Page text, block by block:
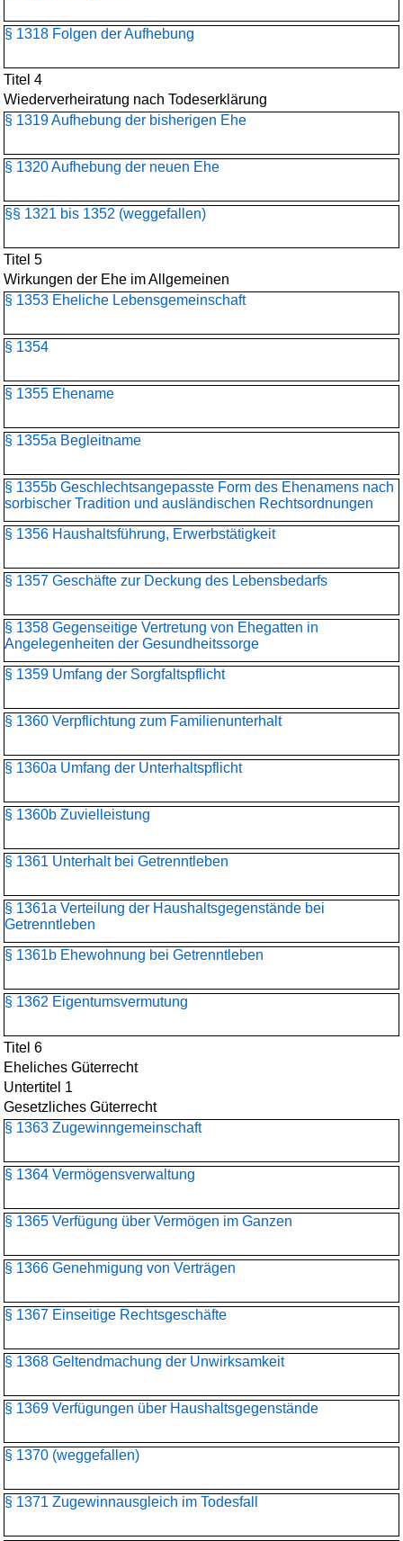
§ 1318 Folgen der Aufhebung
Titel 4
Wiederverheiratung nach Todeserklärung
§ 1319 Aufhebung der bisherigen Ehe
§ 1320 Aufhebung der neuen Ehe
§§ 1321 bis 1352 (weggefallen)
Titel 5
Wirkungen der Ehe im Allgemeinen
§ 1353 Eheliche Lebensgemeinschaft
§ 1354
§ 1355 Ehename
§ 1355a Begleitname
§ 1355b Geschlechtsangepasste Form des Ehenamens nach
sorbischer Tradition und ausländischen Rechtsordnungen
§ 1356 Haushaltsführung, Erwerbstätigkeit
§ 1357 Geschäfte zur Deckung des Lebensbedarfs
§ 1358 Gegenseitige Vertretung von Ehegatten in
Angelegenheiten der Gesundheitssorge
§ 1359 Umfang der Sorgfaltspflicht
§ 1360 Verpflichtung zum Familienunterhalt
§ 1360a Umfang der Unterhaltspflicht
§ 1360b Zuvielleistung
§ 1361 Unterhalt bei Getrenntleben
§ 1361a Verteilung der Haushaltsgegenstände bei
Getrenntleben
§ 1361b Ehewohnung bei Getrenntleben
§ 1362 Eigentumsvermutung
Titel 6
Eheliches Güterrecht
Untertitel 1
Gesetzliches Güterrecht
§ 1363 Zugewinngemeinschaft
§ 1364 Vermögensverwaltung
§ 1365 Verfügung über Vermögen im Ganzen
§ 1366 Genehmigung von Verträgen
§ 1367 Einseitige Rechtsgeschäfte
§ 1368 Geltendmachung der Unwirksamkeit
§ 1369 Verfügungen über Haushaltsgegenstände
§ 1370 (weggefallen)
§ 1371 Zugewinnausgleich im Todesfall